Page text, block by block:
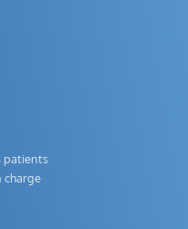
patients
charge